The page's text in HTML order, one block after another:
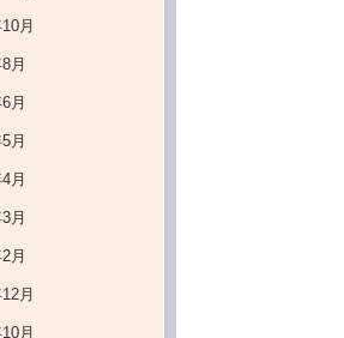
月
月
月
月
月
月
月
月
月